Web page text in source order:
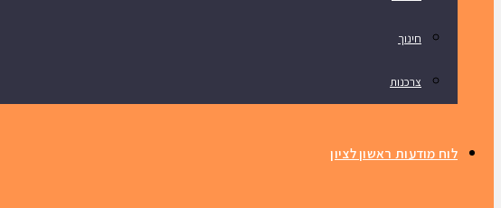
חינוך
צרכנות
לוח מודעות ראשון לציון